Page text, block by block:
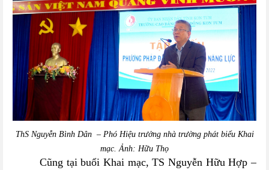
ThS Nguyễn Bình Dân – Phó Hiệu trưởng nhà trường phát biểu Khai
mạc. Ảnh: Hữu Thọ
Cũng tại buổi Khai mạc, TS Nguyễn Hữu Hợp –